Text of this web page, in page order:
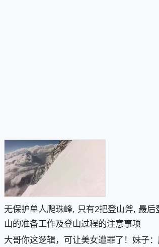
无保护单人爬珠峰, 只有2把登山斧, 最
山的准备工作及登山过程的注意事项
大哥你这逻辑，可让美女遭罪了！妹子